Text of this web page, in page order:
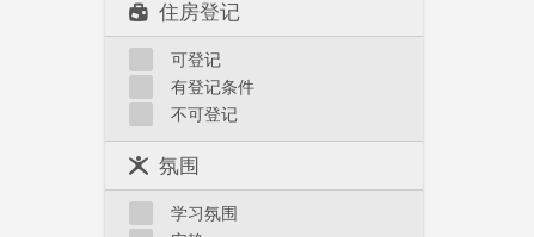
住房登记
可登记
有登记条件
不可登记
氛围
学习氛围